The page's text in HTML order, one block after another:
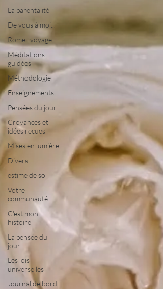
La parentalité
De vous à moi...
Rome : voyage
Méditations
guidées
Méthodologie
Enseignements
Pensées du jour
Croyances et
idées reçues
Mises en lumière
Divers
estime de soi
Votre
communauté
C'est mon
histoire
La pensée du
jour
Les lois
universelles
Journal de bord